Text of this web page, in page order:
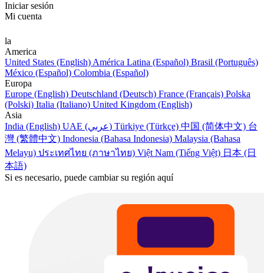
Iniciar sesión
Mi cuenta
la
America
United States (English) América Latina (Español) Brasil (Português)
México (Español) Colombia (Español)
Europa
Europe (English) Deutschland (Deutsch) France (Français) Polska
(Polski) Italia (Italiano) United Kingdom (English)
Asia
India (English)
UAE (عربي) Türkiye (Türkçe) 中国 (简体中文) 台
灣 (繁體中文) Indonesia (Bahasa Indonesia) Malaysia (Bahasa
Melayu) ประเทศไทย (ภาษาไทย) Việt Nam (Tiếng Việt) 日本 (日
本語)
Si es necesario, puede cambiar su región aquí